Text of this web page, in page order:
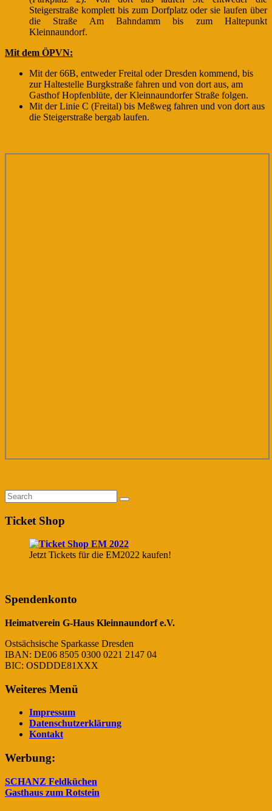
Steigerstraße komplett bis zum Dorfplatz oder sie laufen über
die Straße Am Bahndamm bis zum Haltepunkt
Kleinnaundorf.
Mit dem ÖPVN:
Mit der 66B, entweder Freital oder Dresden kommend, bis
zur Haltestelle Burgkstraße fahren und von dort aus, am
Gasthof Hopfenblüte, der Kleinnaundorfer Straße folgen.
Mit der Linie C (Freital) bis Meßweg fahren und von dort aus
die Steigerstraße bergab laufen.
Ticket Shop
Jetzt Tickets für die EM2022 kaufen!
Spendenkonto
Heimatverein G-Haus Kleinnaundorf e.V.
Ostsächsische Sparkasse Dresden
IBAN: DE06 8505 0300 0221 2147 04
BIC: OSDDDE81XXX
Weiteres Menü
Impressum
Datenschutzerklärung
Kontakt
Werbung:
SCHANZ Feldküchen
Gasthaus zum Rotstein